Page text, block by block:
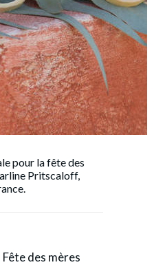
pour la fête des
Pritscaloff,
des mères